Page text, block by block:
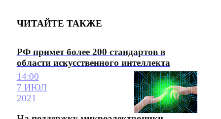
ЧИТАЙТЕ ТАКЖЕ
РФ примет более 200 стандартов в
области искусственного интеллекта
14:00
7 ИЮЛ
2021